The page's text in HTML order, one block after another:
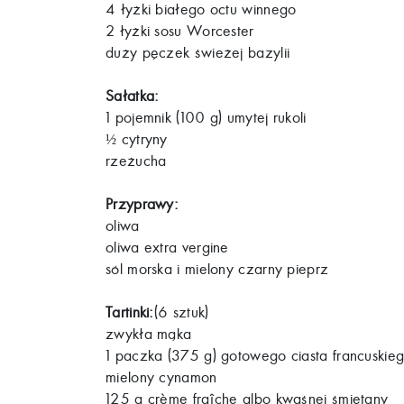
4 łyżki białego octu winnego
2 łyżki sosu Worcester
duży pęczek świeżej bazylii
Sałatka:
1 pojemnik (100 g) umytej rukoli
½ cytryny
rzeżucha
Przyprawy:
oliwa
oliwa extra vergine
sól morska i mielony czarny pieprz
Tartinki:(6 sztuk)
zwykła mąka
1 paczka (375 g) gotowego ciasta
mielony cynamon
125 g crème fraîche albo kwaśnej śmietany